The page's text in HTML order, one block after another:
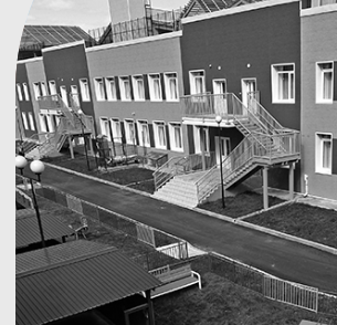
РЕЗУЛЬТАТЫ РАБОТЫ
В результате территория детского сада
используется максимально эффективно. У детей
есть больше интересных площадок для
прогулок, обновленные помещения. Персоналу
приятно работать в новом, чистом ремонте.